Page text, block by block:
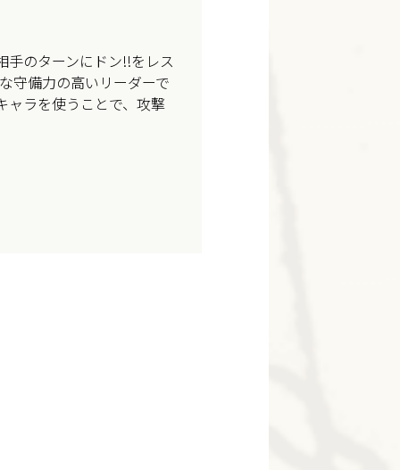
手のターンにドン!!をレス
守備力の高いリーダーで
ャラを使うことで、攻撃